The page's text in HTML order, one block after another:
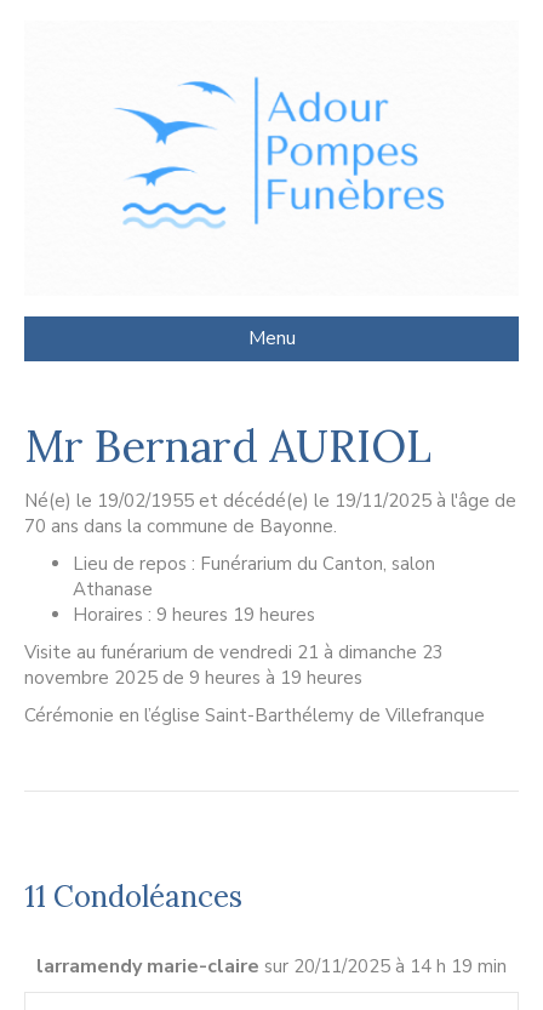
Menu
Mr Bernard AURIOL
Né(e) le 19/02/1955 et décédé(e) le 19/11/2025 à l'âge de
70 ans dans la commune de Bayonne.
Lieu de repos : Funérarium du Canton, salon
Athanase
Horaires : 9 heures 19 heures
Visite au funérarium de vendredi 21 à dimanche 23
novembre 2025 de 9 heures à 19 heures
Cérémonie en l’église Saint-Barthélemy de Villefranque
11 Condoléances
larramendy marie-claire sur 20/11/2025 à 14 h 19 min